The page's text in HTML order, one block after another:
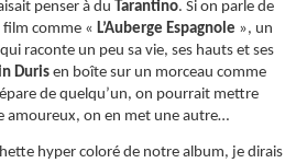
penser à du Tarantino. Si on parle de
film comme « L’Auberge Espagnole », un
raconte un peu sa vie, ses hauts et ses
Duris en boîte sur un morceau comme
de quelqu’un, on pourrait mettre
amoureux, on en met une autre…
hyper coloré de notre album, je dirais